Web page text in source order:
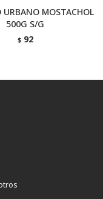
URBANO MOSTACHOL
500G S/G
$ 92